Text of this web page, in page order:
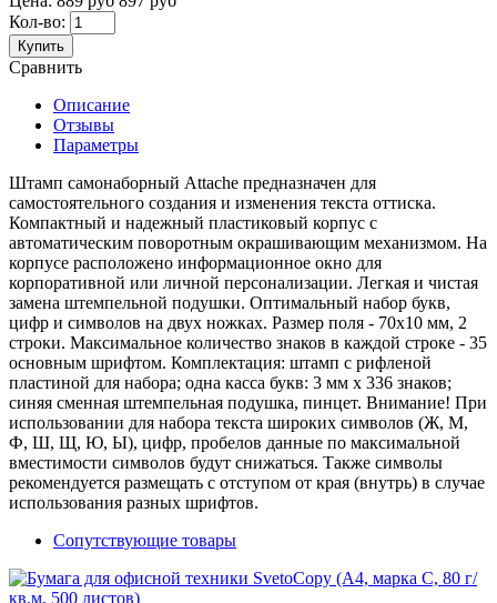
Кол-во:
Купить
Сравнить
Описание
Отзывы
Параметры
Штамп самонаборный Attache предназначен для
самостоятельного создания и изменения текста оттиска.
Компактный и надежный пластиковый корпус с
автоматическим поворотным окрашивающим механизмом. На
корпусе расположено информационное окно для
корпоративной или личной персонализации. Легкая и чистая
замена штемпельной подушки. Оптимальный набор букв,
цифр и символов на двух ножках. Размер поля - 70x10 мм, 2
строки. Максимальное количество знаков в каждой строке - 35
основным шрифтом. Комплектация: штамп с рифленой
пластиной для набора; одна касса букв: 3 мм x 336 знаков;
синяя сменная штемпельная подушка, пинцет. Внимание! При
использовании для набора текста широких символов (Ж, М,
Ф, Ш, Щ, Ю, Ы), цифр, пробелов данные по максимальной
вместимости символов будут снижаться. Также символы
рекомендуется размещать с отступом от края (внутрь) в случае
использования разных шрифтов.
Сопутствующие товары